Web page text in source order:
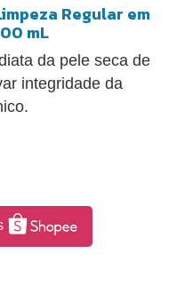
Regular em
mL
da pele seca de
integridade da